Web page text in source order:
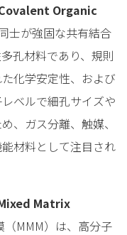
Covalent Organic
士が強固な共有結合
孔材料であり、規則
化学安定性、および
ベルで細孔サイズや
、ガス分離、触媒、
材料として注目され
Matrix
MMM）は、高分子